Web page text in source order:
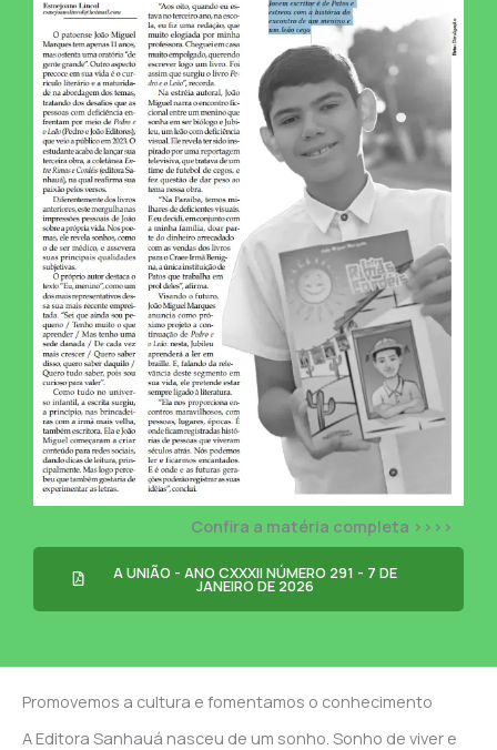
Confira a matéria completa >>>>
A UNIÃO - ANO CXXXII NÚMERO 291 - 7 DE
JANEIRO DE 2026
Promovemos a cultura e fomentamos o conhecimento
A Editora Sanhauá nasceu de um sonho. Sonho de viver e